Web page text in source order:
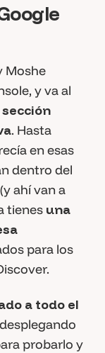
Moshe
y va al
sección
. Hasta
en esas
dentro del
ahí van a
tienes una
para los
a todo el
probarlo y